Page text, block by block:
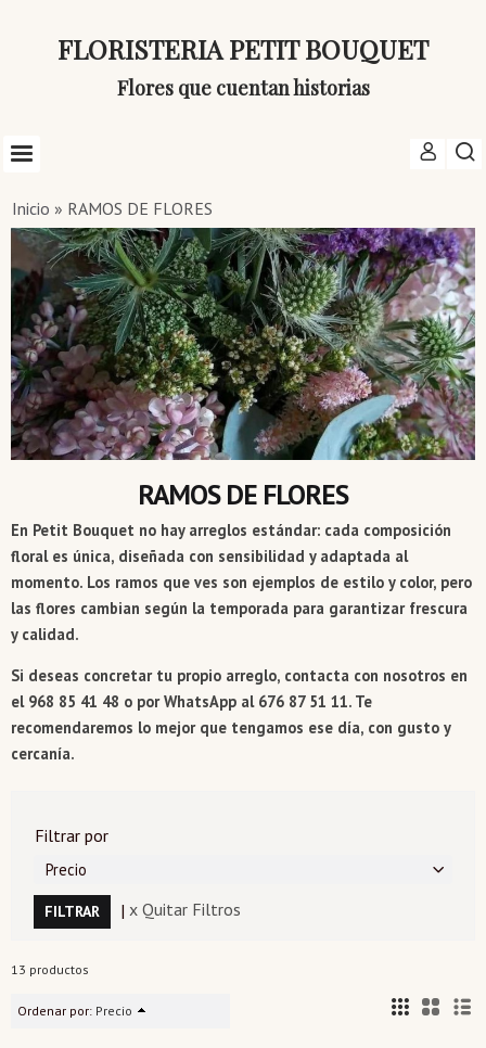
FLORISTERIA PETIT BOUQUET
Flores que cuentan historias
Inicio » RAMOS DE FLORES
RAMOS DE FLORES
En Petit Bouquet no hay arreglos estándar: cada composición
floral es única, diseñada con sensibilidad y adaptada al
momento. Los ramos que ves son ejemplos de estilo y color, pero
las flores cambian según la temporada para garantizar frescura
y calidad.
Si deseas concretar tu propio arreglo, contacta con nosotros en
el 968 85 41 48 o por WhatsApp al 676 87 51 11. Te
recomendaremos lo mejor que tengamos ese día, con gusto y
cercanía.
Filtrar por
Precio
| x Quitar Filtros
13 productos
Ordenar por: Precio